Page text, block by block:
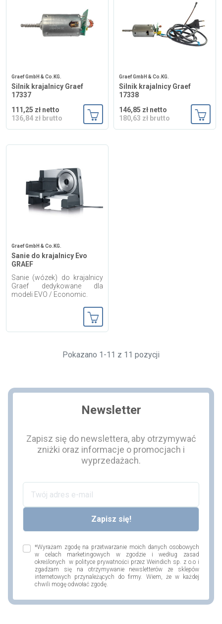
Graef GmbH & Co.KG.
Silnik krajalnicy Graef
17337
111,25 zł netto
136,84 zł brutto
Dodaj do koszyka
Graef GmbH & Co.KG.
Silnik krajalnicy Graef
17338
146,85 zł netto
180,63 zł brutto
Graef GmbH & Co.KG.
Sanie do krajalnicy Evo
GRAEF
Sanie (wózek) do krajalnicy
Graef dedykowane dla
modeli EVO / Economic.
Dodaj do koszyka
Pokazano 1-11 z 11 pozycji
Newsletter
Zapisz się do newslettera, aby otrzymywać
zniżki oraz informacje o promocjach i
wyprzedażach.
*Wyrażam zgodę na przetwarzanie moich danych osobowych
w celach marketingowych w zgodzie i według zasad
określonych w polityce prywatności przez Weindich sp. z o.o i
zgadzam się na otrzymywanie newsletterów ze sklepów
internetowych przynależących do firmy. Wiem, że w każdej
chwili mogę odwołać zgodę.